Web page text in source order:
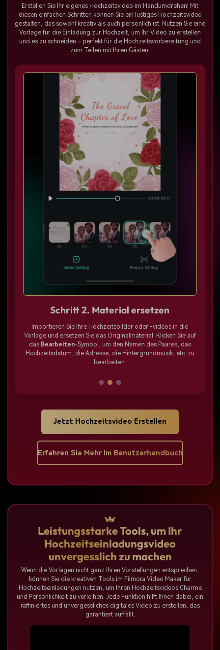
Erstellen Sie Ihr eigenes Hochzeitsvideo im Handumdrehen! Mit
diesen einfachen Schritten können Sie ein lustiges Hochzeitsvideo
gestalten, das sowohl kreativ als auch persönlich ist. Nutzen Sie eine
Vorlage für die Einladung zur Hochzeit, um Ihr Video zu erstellen
und es zu schneiden – perfekt für die Hochzeitsvorbereitung und
zum Teilen mit Ihren Gästen.
Schritt 2. Material ersetzen
Importieren Sie Ihre Hochzeitsbilder oder -videos in die
Vorlage und ersetzen Sie das Originalmaterial. Klicken Sie auf
das Bearbeiten-Symbol, um den Namen des Paares, das
Hochzeitsdatum, die Adresse, die Hintergrundmusik, etc. zu
bearbeiten.
Jetzt Hochzeitsvideo Erstellen
Erfahren Sie Mehr Im Benutzerhandbuch
Leistungsstarke Tools, um Ihr
Hochzeitseinladungsvideo
unvergesslich zu machen
Wenn die Vorlagen nicht ganz Ihren Vorstellungen entsprechen,
können Sie die kreativen Tools im Filmora Video Maker für
Hochzeitseinladungen nutzen, um Ihren Hochzeitsvideos Charme
und Persönlichkeit zu verleihen. Jede Funktion hilft Ihnen dabei, ein
raffiniertes und unvergessliches digitales Video zu erstellen, das
garantiert auffällt.